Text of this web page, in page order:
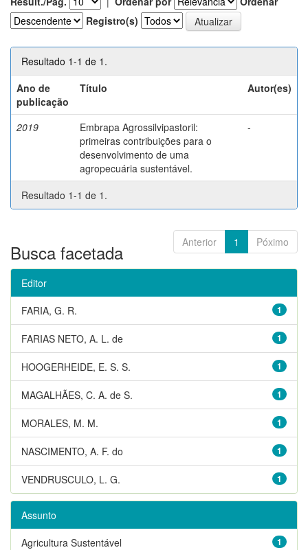
Registro(s)
Resultado 1-1 de 1.
Ano de
publicação
Título Autor(es)
2019
Embrapa Agrossilvipastoril:
primeiras contribuições para o
desenvolvimento de uma
agropecuária sustentável.
-
Resultado 1-1 de 1.
Anterior 1 Póximo
Busca facetada
Editor
1
FARIA, G. R.
1
FARIAS NETO, A. L. de
1
HOOGERHEIDE, E. S. S.
1
MAGALHÃES, C. A. de S.
1
MORALES, M. M.
1
NASCIMENTO, A. F. do
1
VENDRUSCULO, L. G.
Assunto
1
Agricultura Sustentável